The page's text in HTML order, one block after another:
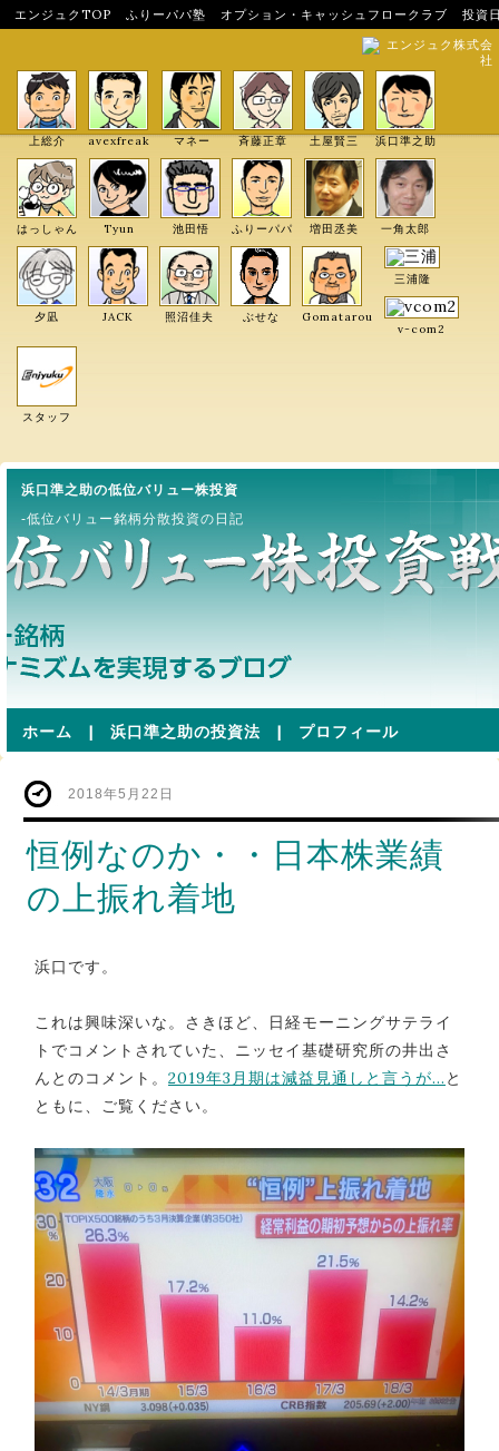
エンジュクTOP ふりーパパ塾 オプション・キャッシュフロークラブ
投資
エンジュク株式会
社
上総介 avexfreak マネー 斉藤正章 土屋賢三 浜口準之助
はっしゃん Tyun 池田悟 ふりーパパ 増田丞美 一角太郎
夕凪 JACK 照沼佳夫 ぶせな Gomatarou
三浦隆
v-com2
スタッフ
浜口準之助の低位バリュー株投資
-低位バリュー銘柄分散投資の日記
ホーム | 浜口準之助の投資法 | プロフィール
2018年5月22日
恒例なのか・・日本株業績
の上振れ着地
浜口です。
これは興味深いな。さきほど、日経モーニングサテライ
トでコメントされていた、ニッセイ基礎研究所の井出さ
んとのコメント。 2019年3月期は減益見通しと言うが… と
ともに、ご覧ください。